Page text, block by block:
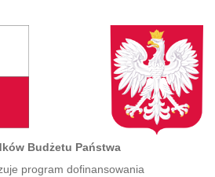
Budżetu Państwa
program dofinansowania